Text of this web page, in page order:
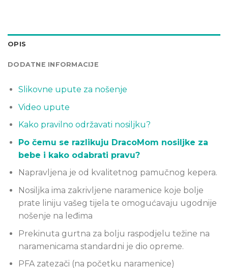
OPIS
DODATNE INFORMACIJE
Slikovne upute za nošenje
Video upute
Kako pravilno održavati nosiljku?
Po čemu se razlikuju DracoMom nosiljke za
bebe i kako odabrati pravu?
Napravljena je od kvalitetnog pamučnog kepera.
Nosiljka ima zakrivljene naramenice koje bolje
prate liniju vašeg tijela te omogućavaju ugodnije
nošenje na leđima
Prekinuta gurtna za bolju raspodjelu težine na
naramenicama standardni je dio opreme.
PFA zatezači (na početku naramenice)